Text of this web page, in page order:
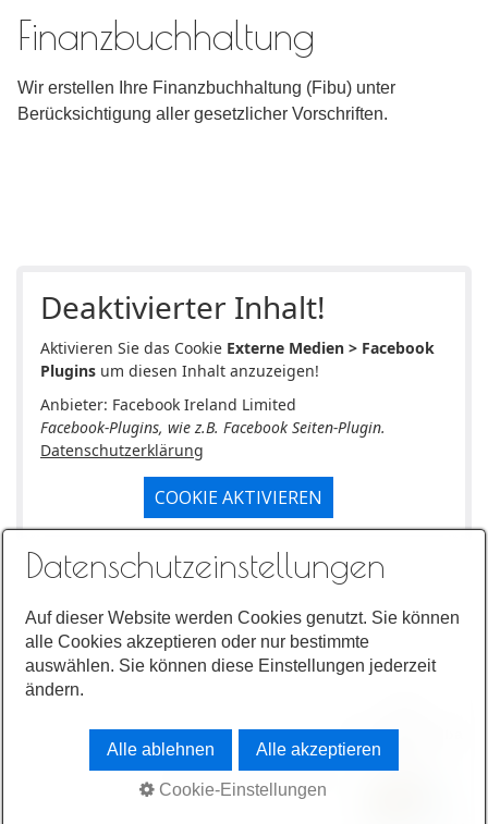
Finanzbuchhaltung
Wir erstellen Ihre Finanzbuchhaltung (Fibu) unter
Berücksichtigung aller gesetzlicher Vorschriften.
Terminvereinba
Deaktivierter Inhalt!
Aktivieren Sie das Cookie Externe Medien > Facebook
Plugins um diesen Inhalt anzuzeigen!
Anbieter: Facebook Ireland Limited
Facebook-Plugins, wie z.B. Facebook Seiten-Plugin.
Datenschutzerklärung
COOKIE AKTIVIEREN
© 2025 | SWD-FIBU
Datenschutzeinstellungen
Auf dieser Website werden Cookies genutzt. Sie können
alle Cookies akzeptieren oder nur bestimmte
auswählen. Sie können diese Einstellungen jederzeit
ändern.
Alle ablehnen Alle akzeptieren
Cookie-Einstellungen